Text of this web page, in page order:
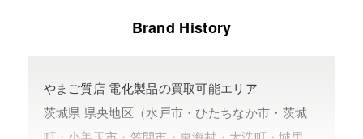
Brand History
やまご質店 電化製品の買取可能エリア
茨城県 県央地区（水戸市・ひたちなか市・茨城